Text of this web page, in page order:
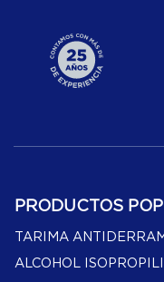
PRODUCTOS
TARIMA
ALCOHOL